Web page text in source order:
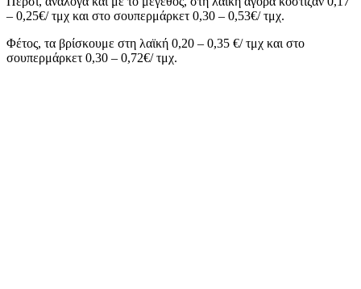
– 0,25€/ τμχ και στο σουπερμάρκετ 0,30 – 0,53€/ τμχ.
Φέτος, τα βρίσκουμε στη λαϊκή 0,20 – 0,35 €/ τμχ και στο
σουπερμάρκετ 0,30 – 0,72€/ τμχ.